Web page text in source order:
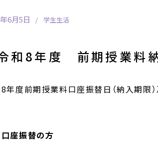
6月5日 学生生活
和8年度 前期授業料
年度前期授業料口座振替日（納入期限
座振替の方